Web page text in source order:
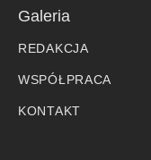
Galeria
REDAKCJA
WSPÓŁPRACA
KONTAKT